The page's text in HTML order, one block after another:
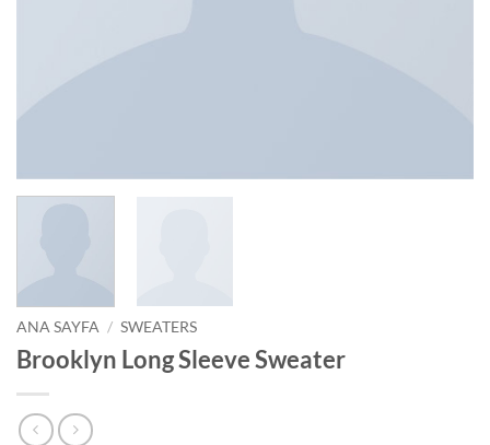
ANA SAYFA / SWEATERS
Brooklyn Long Sleeve Sweater